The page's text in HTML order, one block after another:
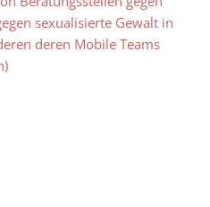
sexualisierte Gewalt in
deren Mobile Teams